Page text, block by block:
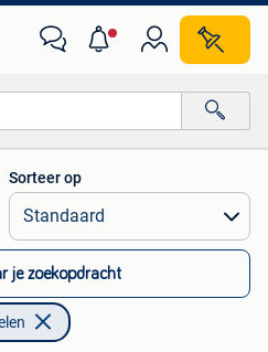
Sorteer op
je zoekopdracht